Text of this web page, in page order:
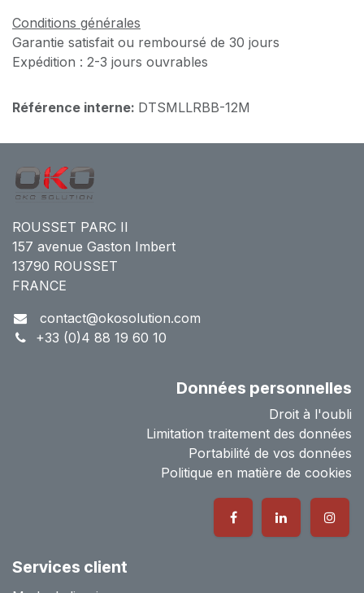
Conditions générales
Garantie satisfait ou remboursé de 30 jours
Expédition : 2-3 jours ouvrables
Référence interne: DTSMLLRBB-12M
ROUSSET PARC II
157 avenue Gaston Imbert
13790 ROUSSET
FRANCE
contact@okosolution.com
+33 (0)4 88 19 60 10
Données personnelles
Droit à l'oubli
Limitation traitement des données
Portabilité de vos données
Politique en matière de cookies
Services client